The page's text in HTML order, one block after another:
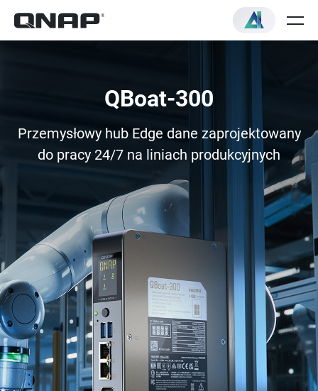
QBoat-300
Przemysłowy hub Edge dane zaprojektowany
do pracy 24/7 na liniach produkcyjnych